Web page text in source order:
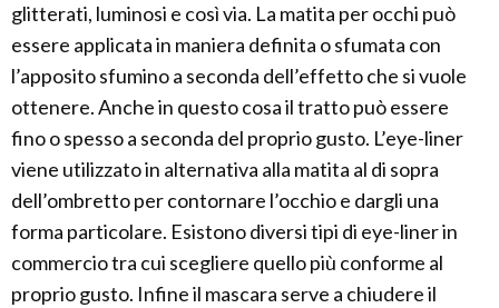
glitterati, luminosi e così via. La matita per occhi può
essere applicata in maniera definita o sfumata con
l’apposito sfumino a seconda dell’effetto che si vuole
ottenere. Anche in questo cosa il tratto può essere
fino o spesso a seconda del proprio gusto. L’eye-liner
viene utilizzato in alternativa alla matita al di sopra
dell’ombretto per contornare l’occhio e dargli una
forma particolare. Esistono diversi tipi di eye-liner in
commercio tra cui scegliere quello più conforme al
proprio gusto. Infine il mascara serve a chiudere il